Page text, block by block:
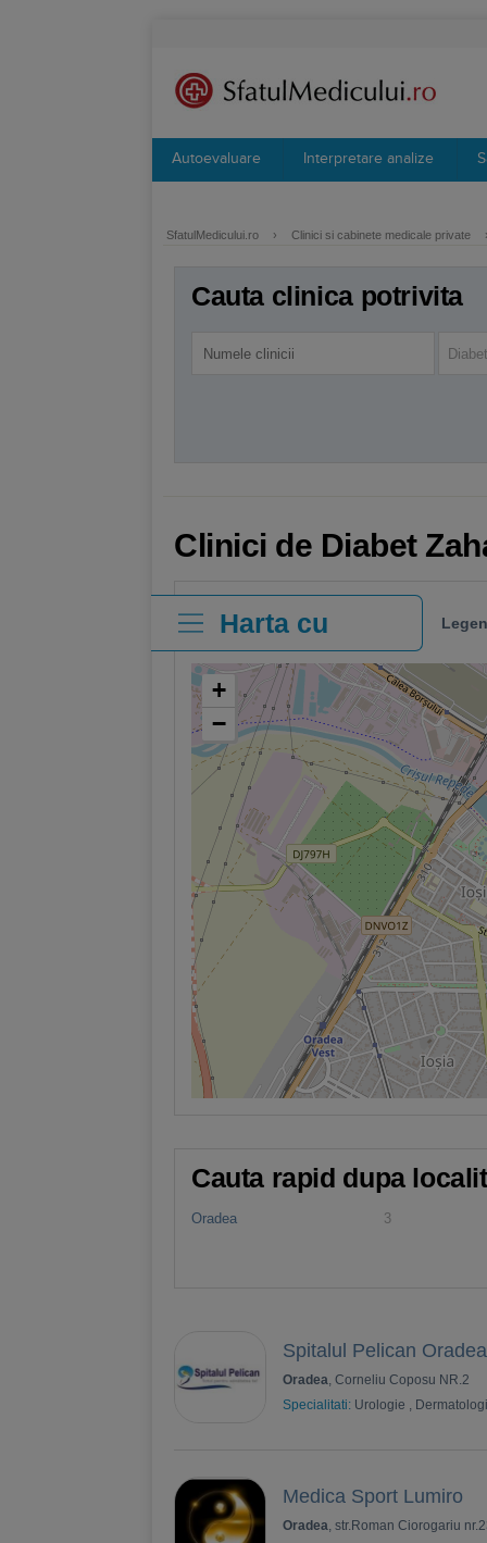
Autoevaluare Interpretare analize
SfatulMedicului.ro › Clinici si cabinete medicale private
Cauta clinica potrivita
Clinici de Diabet
Harta cu
clinici
+
−
Cauta rapid dupa
Oradea 3
Spitalul Pelican Oradea
Oradea, Corneliu Coposu NR.2
Specialitati: Urologie ,
Medica Sport Lumiro
Oradea, str.Roman Ciorogariu